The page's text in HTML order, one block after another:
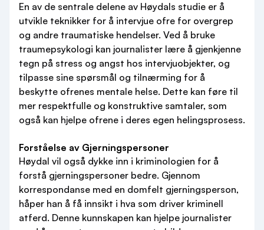
En av de sentrale delene av Høydals studie er å
utvikle teknikker for å intervjue ofre for overgrep
og andre traumatiske hendelser. Ved å bruke
traumepsykologi kan journalister lære å gjenkjenne
tegn på stress og angst hos intervjuobjekter, og
tilpasse sine spørsmål og tilnærming for å
beskytte ofrenes mentale helse. Dette kan føre til
mer respektfulle og konstruktive samtaler, som
også kan hjelpe ofrene i deres egen helingsprosess.
Forståelse av Gjerningspersoner
Høydal vil også dykke inn i kriminologien for å
forstå gjerningspersoner bedre. Gjennom
korrespondanse med en domfelt gjerningsperson,
håper han å få innsikt i hva som driver kriminell
atferd. Denne kunnskapen kan hjelpe journalister